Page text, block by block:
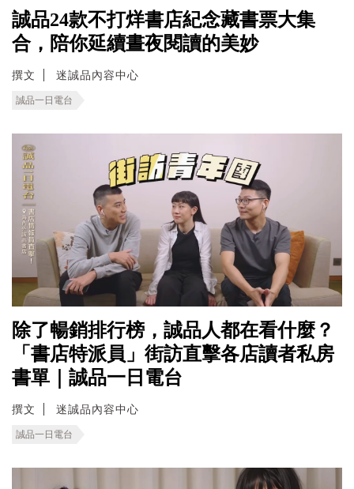
誠品24款不打烊書店紀念藏書票大集
合，陪你延續晝夜閱讀的美妙
撰文 迷誠品內容中心
誠品一日電台
除了暢銷排行榜，誠品人都在看什麼？
「書店特派員」街訪直擊各店讀者私房
書單｜誠品一日電台
撰文 迷誠品內容中心
誠品一日電台